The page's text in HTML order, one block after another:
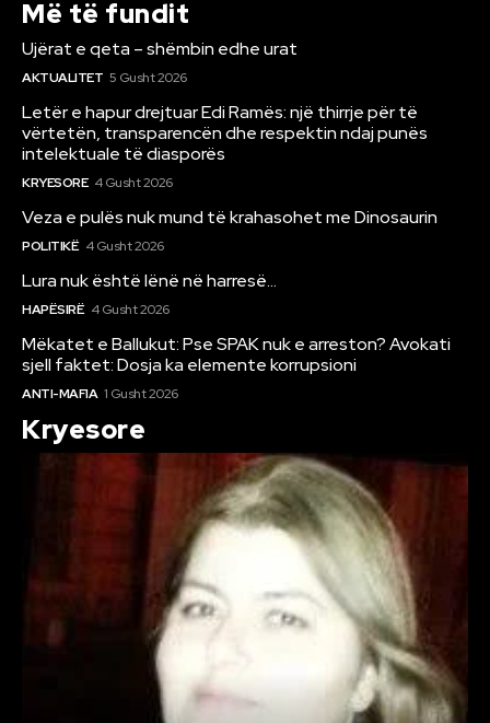
Më të fundit
Ujërat e qeta – shëmbin edhe urat
AKTUALITET 5 Gusht 2026
Letër e hapur drejtuar Edi Ramës: një thirrje për të
vërtetën, transparencën dhe respektin ndaj punës
intelektuale të diasporës
KRYESORE 4 Gusht 2026
Veza e pulës nuk mund të krahasohet me Dinosaurin
POLITIKË 4 Gusht 2026
Lura nuk është lënë në harresë…
HAPËSIRË 4 Gusht 2026
Mëkatet e Ballukut: Pse SPAK nuk e arreston? Avokati
sjell faktet: Dosja ka elemente korrupsioni
ANTI-MAFIA 1 Gusht 2026
Kryesore